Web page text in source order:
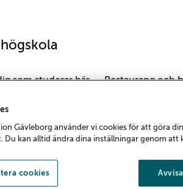
som studerar här Restaurang och
Forsa är
Gävleborg använder vi cookies för att göra
Du kan alltid ändra dina inställningar genom att
cookies